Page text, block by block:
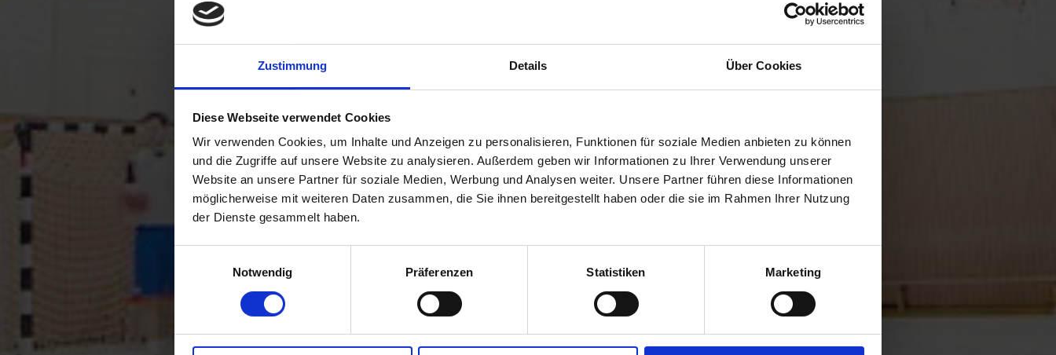
Zustimmung Details Über Cookies
Diese Webseite verwendet Cookies
Wir verwenden Cookies, um Inhalte und Anzeigen zu personalisieren, Funktionen für soziale Medien anbieten zu können
und die Zugriffe auf unsere Website zu analysieren. Außerdem geben wir Informationen zu Ihrer Verwendung unserer
Website an unsere Partner für soziale Medien, Werbung und Analysen weiter. Unsere Partner führen diese Informationen
möglicherweise mit weiteren Daten zusammen, die Sie ihnen bereitgestellt haben oder die sie im Rahmen Ihrer Nutzung
der Dienste gesammelt haben.
Notwendig
Präferenzen Statistiken Marketing